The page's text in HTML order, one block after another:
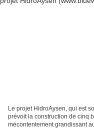
Le projet HidroAysen, qui est
prévoit la construction de cinq
mécontentement grandissant